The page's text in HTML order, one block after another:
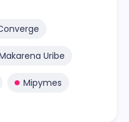
Uribe
Mipymes